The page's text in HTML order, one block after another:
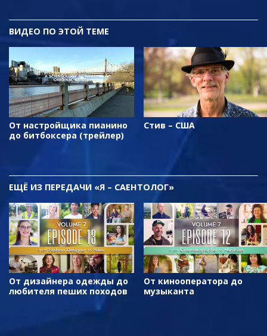
ВИДЕО ПО ЭТОЙ ТЕМЕ
От настройщика пианино
до битбоксера (трейлер)
Стив – США
ЕЩЁ ИЗ ПЕРЕДАЧИ «Я – САЕНТОЛОГ»
От дизайнера одежды до
любителя пеших походов
От кинооператора до
музыканта